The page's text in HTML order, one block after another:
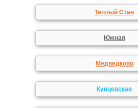
Теплый Стан
Южная
Медведково
Кунцевская